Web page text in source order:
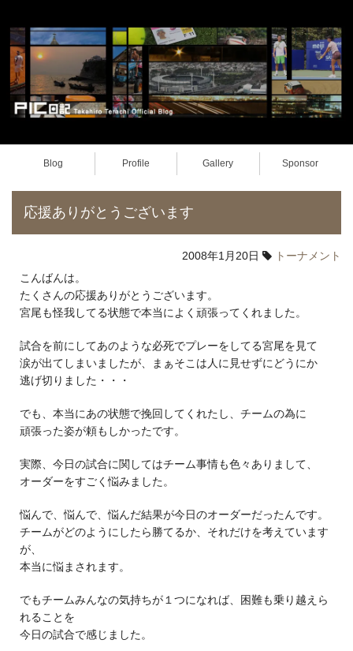
Blog Profile Gallery Sponsor
応援ありがとうございます
2008年1月20日
トーナメント
こんばんは。
たくさんの応援ありがとうございます。
宮尾も怪我してる状態で本当によく頑張ってくれました。
試合を前にしてあのような必死でプレーをしてる宮尾を見て
涙が出てしまいましたが、まぁそこは人に見せずにどうにか
逃げ切りました・・・
でも、本当にあの状態で挽回してくれたし、チームの為に
頑張った姿が頼もしかったです。
実際、今日の試合に関してはチーム事情も色々ありまして、
オーダーをすごく悩みました。
悩んで、悩んで、悩んだ結果が今日のオーダーだったんです。
チームがどのようにしたら勝てるか、それだけを考えています
が、
本当に悩まされます。
でもチームみんなの気持ちが１つになれば、困難も乗り越えら
れることを
今日の試合で感じました。